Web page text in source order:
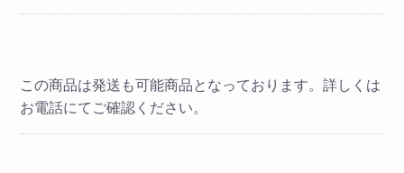
この商品は発送も可能商品となっております。詳しくは
お電話にてご確認ください。